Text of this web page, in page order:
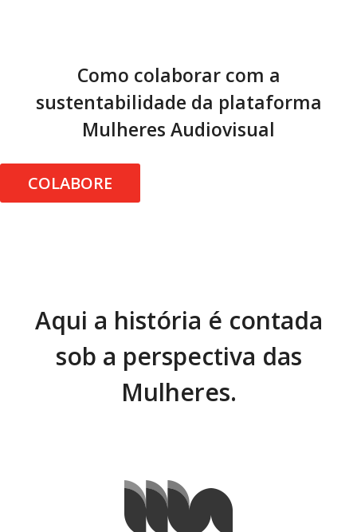
Como colaborar com a
sustentabilidade da plataforma
Mulheres Audiovisual
COLABORE
Aqui a história é contada
sob a perspectiva das
Mulheres.